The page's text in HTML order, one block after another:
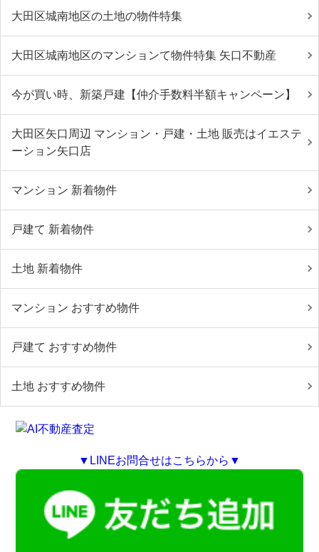
大田区城南地区の土地の物件特集
大田区城南地区のマンションて物件特集 矢口不動産
今が買い時、新築戸建【仲介手数料半額キャンペーン】
大田区矢口周辺 マンション・戸建・土地 販売はイエステ
ーション矢口店
マンション 新着物件
戸建て 新着物件
土地 新着物件
マンション おすすめ物件
戸建て おすすめ物件
土地 おすすめ物件
▼LINEお問合せはこちらから▼